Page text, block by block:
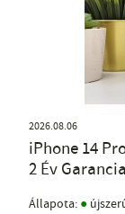
2026.08.06
iPhone 14
2 Év
Állapota: ●